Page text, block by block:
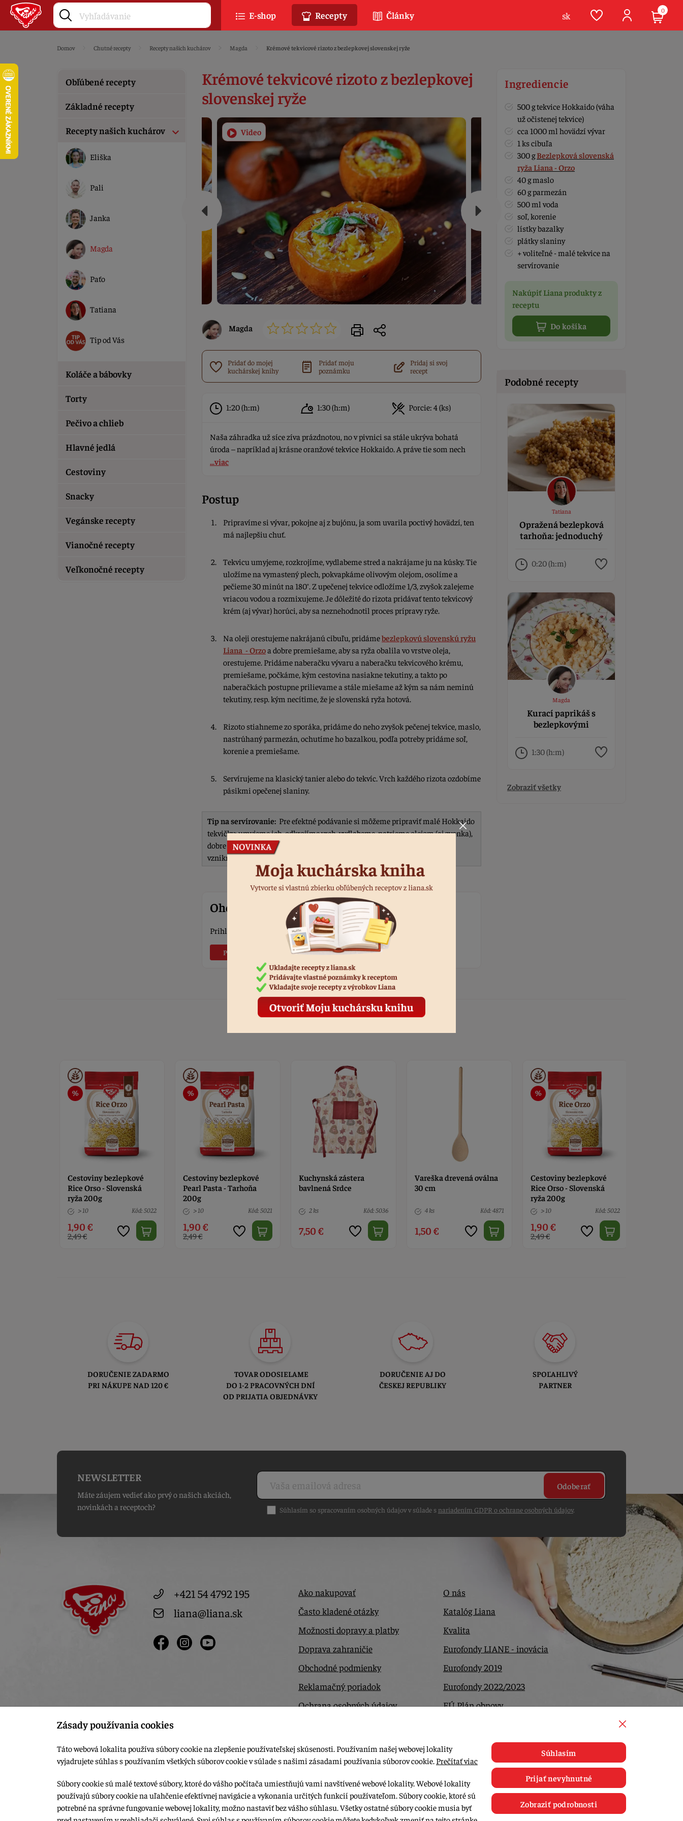
Domov Chutné recepty Recepty našich kuchárov Magda Krémové tekvicové rizoto z bezlepkovej slovenskej ryže
Obľúbené recepty
Základné recepty
Recepty našich kuchárov
Eliška
Pali
Janka
Magda
Paťo
Tatiana
Tip od Vás
Koláče a bábovky
Torty
Pečivo a chlieb
Hlavné jedlá
Cestoviny
Snacky
Vegánske recepty
Vianočné recepty
Veľkonočné recepty
Krémové tekvicové rizoto z bezlepkovej
slovenskej ryže
Video
Magda
Pridať do mojej
kuchárskej knihy
Pridať moju
poznámku
Pridaj si svoj
recept
1:20(h:m) 1:30(h:m) Porcie: 4 (ks)
Naša záhradka už síce zíva prázdnotou, no v pivnici sa stále ukrýva bohatá
úroda – napríklad aj krásne oranžové tekvice Hokkaido. A práve tie som nech
...viac
Postup
Pripravíme si vývar, pokojne aj z bujónu, ja som uvarila poctivý hovädzí, ten
má najlepšiu chuť.
Tekvicu umyjeme, rozkrojíme, vydlabeme stred a nakrájame ju na kúsky. Tie
uložíme na vymastený plech, pokvapkáme olivovým olejom, osolíme a
pečieme 30 minút na 180°. Z upečenej tekvice odložíme 1/3, zvyšok zalejeme
vriacou vodou a rozmixujeme. Je dôležité do rizota pridávať tento tekvicový
krém (aj vývar) horúci, aby sa neznehodnotil proces prípravy ryže.
Na oleji orestujeme nakrájanú cibuľu, pridámebezlepkovú slovenskú ryžu
Liana - Orzoa dobre premiešame, aby sa ryža obalila vo vrstve oleja,
orestujeme. Pridáme naberačku vývaru a naberačku tekvicového krému,
premiešame, počkáme, kým cestovina nasiakne tekutiny, a takto po
naberačkách postupne prilievame a stále miešame až kým sa nám neminú
tekutiny, resp. kým necítime, že je slovenská ryža hotová.
Rizoto stiahneme zo sporáka, pridáme do neho zvyšok pečenej tekvice, maslo,
nastrúhaný parmezán, ochutíme ho bazalkou, podľa potreby pridáme soľ,
korenie a premiešame.
Servírujeme na klasický tanier alebo do tekvíc. Vrch každého rizota ozdobíme
pásikmi opečenej slaniny.
Tip na servírovanie: Pre efektné podávanie si môžeme pripraviť malé Hokkaido
tekvičky: umyjeme ich, odkrojíme vrch, vydlabeme, natrieme olejom (aj zvonka),
dobre osolíme, okoreníme a pečieme približne 50 minút pri 175 °C. Takto
vzniknú nádherné prírodné „tekvicové taniere“, ktoré pozdvihnú celé jedlo.
Ohodnotiť recept
Prihláste sa, ak chcete pridať hodnotenie.
Prihlásiť sa
Ingrediencie
500 g tekvice Hokkaido (váha
už očistenej tekvice)
cca 1000 ml hovädzí vývar
1 ks cibuľa
300 gBezlepková slovenská
ryža Liana - Orzo
40 g maslo
60 g parmezán
500 ml voda
soľ, korenie
lístky bazalky
plátky slaniny
+ voliteľné - malé tekvice na
servírovanie
Nakúpiť Liana produkty z
receptu
Do košíka
Podobné recepty
Tatiana
Opražená bezlepková
tarhoňa: jednoduchý
0:20 (h:m)
Magda
Kurací paprikáš s
bezlepkovými
1:30 (h:m)
Zobraziť všetky
Produkty k receptu
Cestoviny bezlepkové
Rice Orso - Slovenská
ryža 200g
> 10 Kód: 5022
1,90 €
2,49 €
Cestoviny bezlepkové
Pearl Pasta - Tarhoňa
200g
> 10 Kód: 5021
1,90 €
2,49 €
Kuchynská zástera
bavlnená Srdce
2 ks Kód: 5036
7,50 €
Vareška drevená oválna
30 cm
4 ks Kód: 4871
1,50 €
Cestoviny bezlepkové
Rice Orso - Slovenská
ryža 200g
> 10 Kód: 5022
1,90 €
2,49 €
DORUČENIE ZADARMO
PRI NÁKUPE NAD 120 €
TOVAR ODOSIELAME
DO 1-2 PRACOVNÝCH DNÍ
OD PRIJATIA OBJEDNÁVKY
DORUČENIE AJ DO
ČESKEJ REPUBLIKY
SPOĽAHLIVÝ
PARTNER
NEWSLETTER
Máte záujem vedieť ako prvý o našich akciách,
novinkách a receptoch?
Odoberať
Súhlasím so spracovaním osobných údajov v súlade snariadením GDPR o ochrane osobných údajov.
+421 54 4792 195
liana@liana.sk
Ako nakupovať
Často kladené otázky
Možnosti dopravy a platby
Doprava zahraničie
Obchodné podmienky
Reklamačný poriadok
Ochrana osobných údajov
O nás
Katalóg Liana
Kvalita
Eurofondy LIANE - inovácia
Eurofondy 2019
Eurofondy 2022/2023
EÚ Plán obnovy
© 2015-2026, LIANA GOLIAŠ s.r.o. všetky práva vyhradené.
Upraviť nastavenia Cookies
E-shop Recepty Články sk 0
Zásady používania cookies
Táto webová lokalita používa súbory cookie na zlepšenie používateľskej skúsenosti. Používaním našej webovej lokality
vyjadrujete súhlas s používaním všetkých súborov cookie v súlade s našimi zásadami používania súborov cookie. Prečítať viac
Súbory cookie sú malé textové súbory, ktoré do vášho počítača umiestňujú vami navštívené webové lokality. Webové lokality
používajú súbory cookie na uľahčenie efektívnej navigácie a vykonania určitých funkcií používateľom. Súbory cookie, ktoré sú
potrebné na správne fungovanie webovej lokality, možno nastaviť bez vášho súhlasu. Všetky ostatné súbory cookie musia byť
Súhlasím
Prijať nevyhnutné
Zobraziť podrobnosti